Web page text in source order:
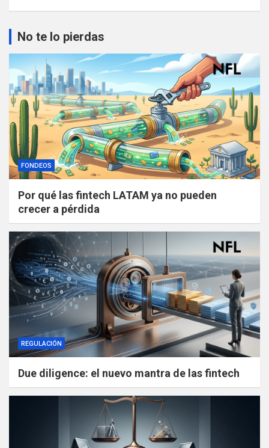
No te lo pierdas
FONDEOS
Por qué las fintech LATAM ya no pueden
crecer a pérdida
REGULACIÓN
Due diligence: el nuevo mantra de las fintech